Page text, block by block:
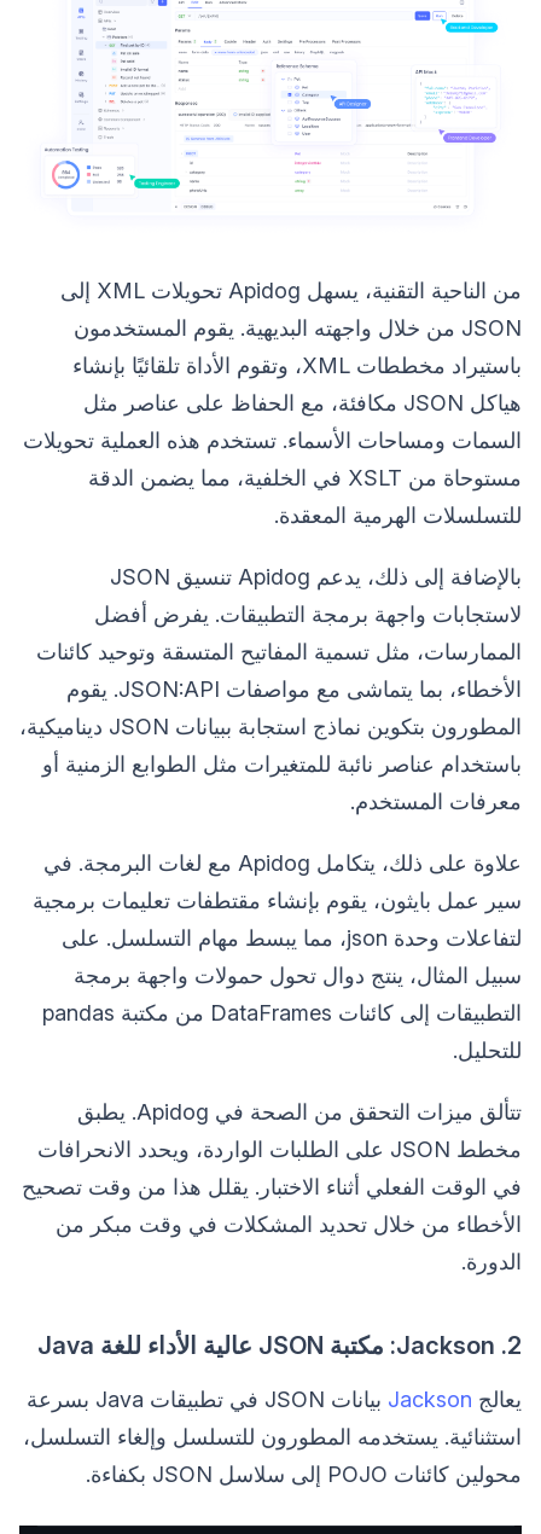
من الناحية التقنية، يسهل Apidog تحويلات XML إلى
JSON من خلال واجهته البديهية. يقوم المستخدمون
باستيراد مخططات XML، وتقوم الأداة تلقائيًا بإنشاء
هياكل JSON مكافئة، مع الحفاظ على عناصر مثل
السمات ومساحات الأسماء. تستخدم هذه العملية تحويلات
مستوحاة من XSLT في الخلفية، مما يضمن الدقة
للتسلسلات الهرمية المعقدة.
بالإضافة إلى ذلك، يدعم Apidog تنسيق JSON
لاستجابات واجهة برمجة التطبيقات. يفرض أفضل
الممارسات، مثل تسمية المفاتيح المتسقة وتوحيد كائنات
الأخطاء، بما يتماشى مع مواصفات JSON:API. يقوم
المطورون بتكوين نماذج استجابة ببيانات JSON ديناميكية،
باستخدام عناصر نائبة للمتغيرات مثل الطوابع الزمنية أو
معرفات المستخدم.
علاوة على ذلك، يتكامل Apidog مع لغات البرمجة. في
سير عمل بايثون، يقوم بإنشاء مقتطفات تعليمات برمجية
لتفاعلات وحدة json، مما يبسط مهام التسلسل. على
سبيل المثال، ينتج دوال تحول حمولات واجهة برمجة
التطبيقات إلى كائنات DataFrames من مكتبة pandas
للتحليل.
تتألق ميزات التحقق من الصحة في Apidog. يطبق
مخطط JSON على الطلبات الواردة، ويحدد الانحرافات
في الوقت الفعلي أثناء الاختبار. يقلل هذا من وقت تصحيح
الأخطاء من خلال تحديد المشكلات في وقت مبكر من
الدورة.
2. Jackson: مكتبة JSON عالية الأداء للغة Java
يعالج Jackson
بيانات JSON في تطبيقات Java بسرعة
استثنائية. يستخدمه المطورون للتسلسل وإلغاء التسلسل،
محولين كائنات POJO إلى سلاسل JSON بكفاءة.